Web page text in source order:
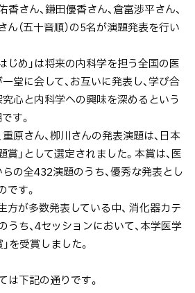
さん、鎌田優香さん、倉富渉平さん、
ん（五十音順）の5名が演題発表を行い
じめ」は将来の内科学を担う全国の医
堂に会して、お互いに発表し、学び合
究心と内科学への興味を深めるという
す。
原さん、栁川さんの発表演題は、日本
賞」として選定されました。本賞は、医
らの全432演題のうち、優秀な発表とし
です。
方が多数発表している中、 消化器カテ
ち、4セッションにおいて、本学医学
を受賞しました。
は下記の通りです。